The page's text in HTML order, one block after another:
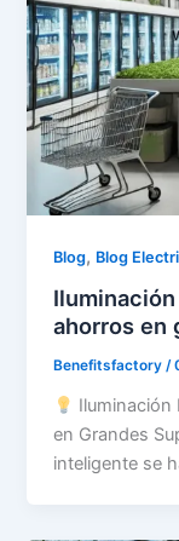
Blog, Blog
ahorros en
Benefitsfactory/
Iluminación
en Grandes
inteligente se